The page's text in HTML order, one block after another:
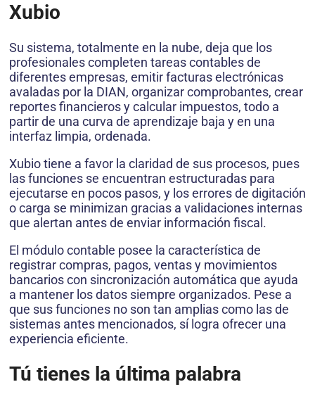
Xubio
Su sistema, totalmente en la nube, deja que los
profesionales completen tareas contables de
diferentes empresas, emitir facturas electrónicas
avaladas por la DIAN, organizar comprobantes, crear
reportes financieros y calcular impuestos, todo a
partir de una curva de aprendizaje baja y en una
interfaz limpia, ordenada.
Xubio tiene a favor la claridad de sus procesos, pues
las funciones se encuentran estructuradas para
ejecutarse en pocos pasos, y los errores de digitación
o carga se minimizan gracias a validaciones internas
que alertan antes de enviar información fiscal.
El módulo contable posee la característica de
registrar compras, pagos, ventas y movimientos
bancarios con sincronización automática que ayuda
a mantener los datos siempre organizados. Pese a
que sus funciones no son tan amplias como las de
sistemas antes mencionados, sí logra ofrecer una
experiencia eficiente.
Tú tienes la última palabra